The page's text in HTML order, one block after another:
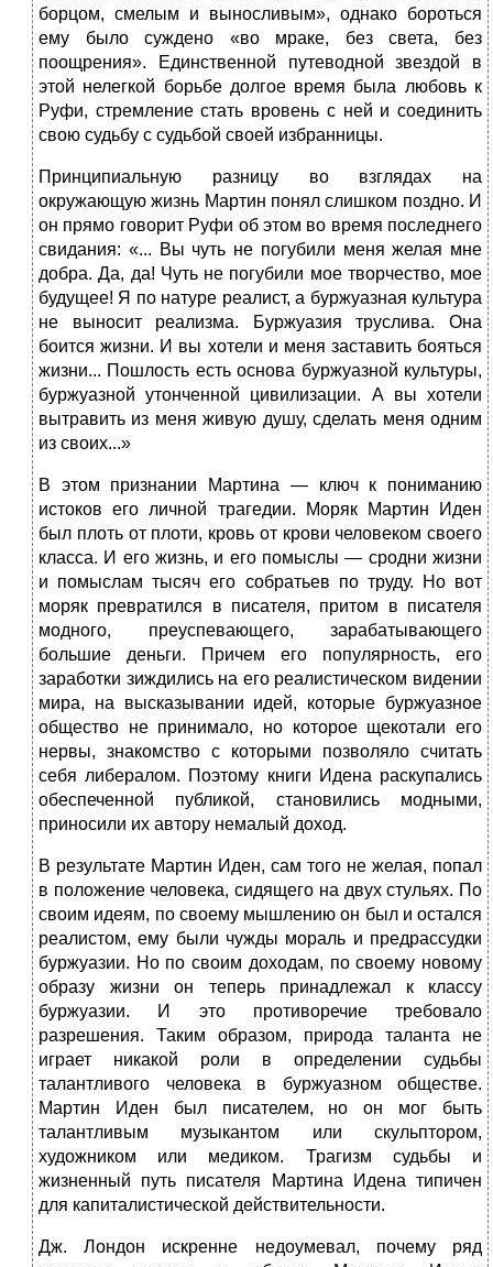
борцом, смелым и выносливым», однако бороться
ему было суждено «во мраке, без света, без
поощрения». Единственной путеводной звездой в
этой нелегкой борьбе долгое время была любовь к
Руфи, стремление стать вровень с ней и соединить
свою судьбу с судьбой своей избранницы.
Принципиальную разницу во взглядах на
окружающую жизнь Мартин понял слишком поздно. И
он прямо говорит Руфи об этом во время последнего
свидания: «... Вы чуть не погубили меня желая мне
добра. Да, да! Чуть не погубили мое творчество, мое
будущее! Я по натуре реалист, а буржуазная культура
не выносит реализма. Буржуазия труслива. Она
боится жизни. И вы хотели и меня заставить бояться
жизни... Пошлость есть основа буржуазной культуры,
буржуазной утонченной цивилизации. А вы хотели
вытравить из меня живую душу, сделать меня одним
из своих...»
В этом признании Мартина — ключ к пониманию
истоков его личной трагедии. Моряк Мартин Иден
был плоть от плоти, кровь от крови человеком своего
класса. И его жизнь, и его помыслы — сродни жизни
и помыслам тысяч его собратьев по труду. Но вот
моряк превратился в писателя, притом в писателя
модного, преус­певающего, зарабатывающего
большие деньги. Причем его популярность, его
заработки зиждились на его реалистическом видении
мира, на высказывании идей, которые буржуазное
общество не принимало, но которое щекотали его
нервы, знакомство с которыми позволяло считать
себя либералом. Поэтому книги Идена раскупались
обеспеченной публикой, становились модными,
приносили их автору немалый доход.
В результате Мартин Иден, сам того не желая, попал
в положение человека, сидящего на двух стульях. По
своим идеям, по своему мышлению он был и остался
реалистом, ему были чужды мораль и предрассудки
буржуазии. Но по своим доходам, по своему новому
образу жизни он теперь принадлежал к классу
буржуазии. И это противоречие требовало
разрешения. Таким образом, природа таланта не
играет никакой роли в определении судьбы
талантливого человека в буржуазном обществе.
Мартин Иден был писателем, но он мог быть
талантливым музыкантом или скульптором,
художником или медиком. Трагизм судьбы и
жизненный путь писателя Мартина Идена типичен
для капиталистической действительности.
Дж. Лондон искренне недоумевал, почему ряд